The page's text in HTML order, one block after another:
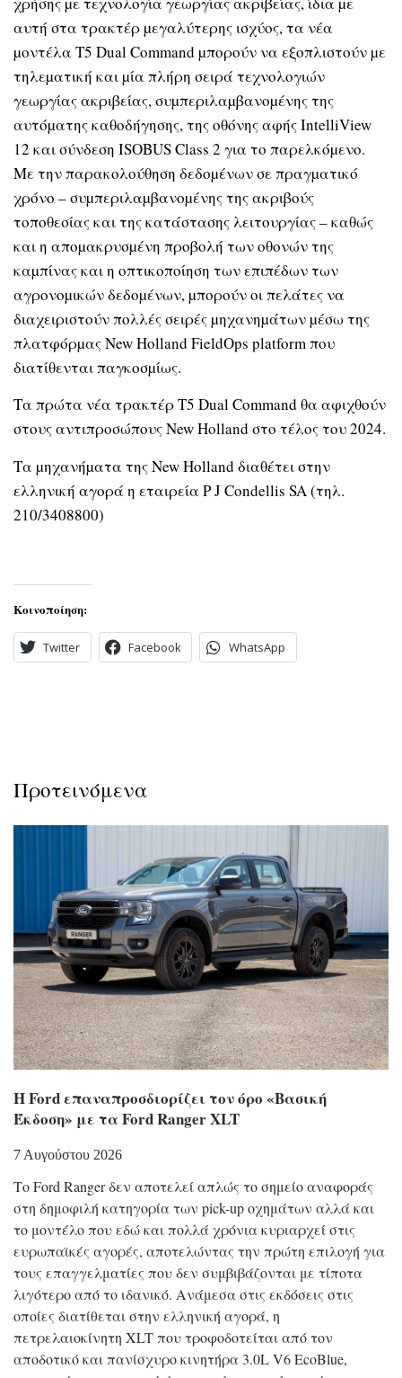
αυτή στα τρακτέρ µεγαλύτερης ισχύος, τα νέα
µοντέλα T5 Dual Command µπορούν να εξοπλιστούν µε
τηλεµατική και µία πλήρη σειρά τεχνολογιών
γεωργίας ακριβείας, συµπεριλαµβανοµένης της
αυτόµατης καθοδήγησης, της οθόνης αφής IntelliView
12 και σύνδεση ISOBUS Class 2 για το παρελκόµενο.
Με την παρακολούθηση δεδοµένων σε πραγµατικό
χρόνο – συµπεριλαµβανοµένης της ακριβούς
τοποθεσίας και της κατάστασης λειτουργίας – καθώς
και η αποµακρυσµένη προβολή των οθονών της
καµπίνας και η οπτικοποίηση των επιπέδων των
αγρονοµικών δεδοµένων, µπορούν οι πελάτες να
διαχειριστούν πολλές σειρές µηχανηµάτων µέσω της
πλατφόρµας New Holland FieldOps platform που
διατίθενται παγκοσµίως.
Τα πρώτα νέα τρακτέρ T5 Dual Command θα αφιχθούν
στους αντιπροσώπους New Holland στο τέλος του 2024.
Τα µηχανήµατα της New Holland διαθέτει στην
ελληνική αγορά η εταιρεία P J Condellis SA (τηλ.
210/3408800)
Κοινοποίηση:
Twitter Facebook WhatsApp
Προτεινόμενα
Η Ford επαναπροσδιορίζει τον όρο «Βασική
Έκδοση» με τα Ford Ranger XLT
7 Αυγούστου 2026
Το Ford Ranger δεν αποτελεί απλώς το σημείο αναφοράς
στη δημοφιλή κατηγορία των pick-up οχημάτων αλλά και
το μοντέλο που εδώ και πολλά χρόνια κυριαρχεί στις
ευρωπαϊκές αγορές, αποτελώντας την πρώτη επιλογή για
τους επαγγελματίες που δεν συμβιβάζονται με τίποτα
λιγότερο από το ιδανικό. Ανάμεσα στις εκδόσεις στις
οποίες διατίθεται στην ελληνική αγορά, η
πετρελαιοκίνητη XLT που τροφοδοτείται από τον
αποδοτικό και πανίσχυρο κινητήρα 3.0L V6 EcoBlue,